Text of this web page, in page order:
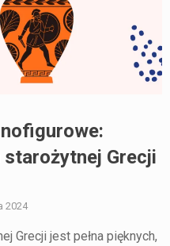
starożytnej Grecji
2024
Grecji jest pełna pięknych,